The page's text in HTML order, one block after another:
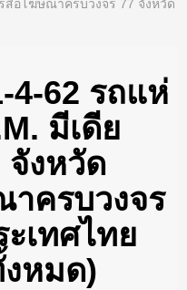
สื่อโฆษณาครบวงจร 77 จังหวัด
4-62 รถแห่
มีเดีย
จังหวัด
ครบวงจร
เทศไทย
งหมด)